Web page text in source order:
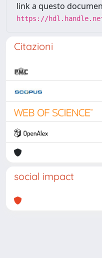
link a questo
https://
Citazioni
social impact